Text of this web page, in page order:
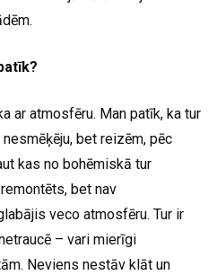
ar atmosfēru. Man patīk, ka tur
bet reizēm, pēc
kas no bohēmiskā tur
bet nav
veco atmosfēru. Tur ir
– vari mierīgi
Neviens nestāv klāt un